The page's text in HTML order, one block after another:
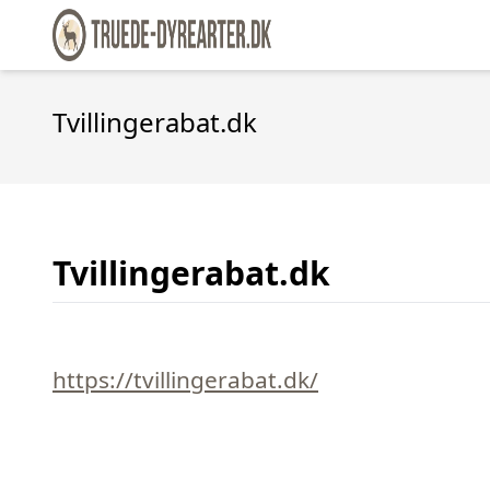
Tvillingerabat.dk
Tvillingerabat.dk
https://tvillingerabat.dk/